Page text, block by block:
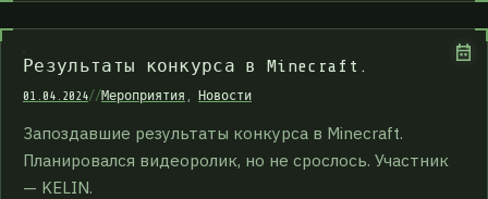
Результаты конкурса в Minecraft.
01.04.2024//Мероприятия , Новости
Запоздавшие результаты конкурса в Minecraft.
Планировался видеоролик, но не срослось. Участник
— KELIN.